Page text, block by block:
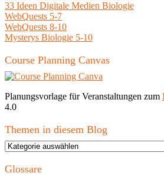
33 Ideen Digitale Medien Biologie
WebQuests 5-7
WebQuests 8-10
Mysterys Biologie 5-10
Course Planning Canvas
Planungsvorlage für Veranstaltungen zum
4.0
Themen in diesem Blog
Themen
diesem
Glossare